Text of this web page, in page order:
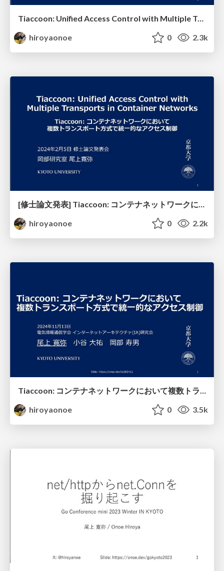
Tiaccoon: Unified Access Control with Multiple Transports in Container Networks
hiroyaonoe
0 2.3k
[修士論文発表] Tiaccoon: コンテナネットワークにおいて複数トランスポート方式で統一的なアクセス制御
hiroyaonoe
0 2.2k
Tiaccoon: コンテナネットワークにおいて複数トランスポート方式で統一的なアクセス制御
hiroyaonoe
0 3.5k